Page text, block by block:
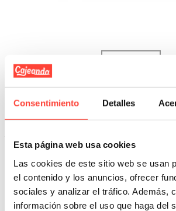
Consentimiento Detalles
Esta página web usa cookies
Las cookies de este sitio web se usan
el contenido y los anuncios, ofrecer
sociales y analizar el tráfico. Además,
información sobre el uso que haga del
desde1,20 €
Ver Más